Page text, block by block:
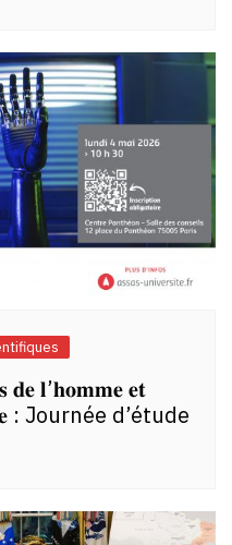
𝐝𝐞 𝐥’𝐡𝐨𝐦𝐦𝐞 𝐞𝐭
: Journée d’étude